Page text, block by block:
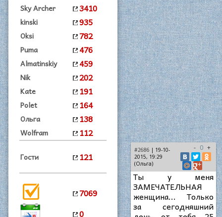
Sky Archer 3410
kinski 935
Oksi 782
Puma 476
Almatinskiy 459
Nik 202
Kate 191
Polet 164
Ольга 138
Wolfram 112
Гости 121
7069
0
я
у
у
#2686 | 19-10-
2015, 19:29
(Ольга)
- 0 +
Ты у меня
ЗАМЕЧАТЕЛЬНАЯ
женщина... Только
за сегодняшний